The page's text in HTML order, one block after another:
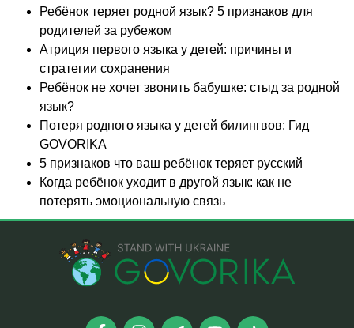
Ребёнок теряет родной язык? 5 признаков для
родителей за рубежом
Атриция первого языка у детей: причины и
стратегии сохранения
Ребёнок не хочет звонить бабушке: стыд за родной
язык?
Потеря родного языка у детей билингвов: Гид
GOVORIKA
5 признаков что ваш ребёнок теряет русский
Когда ребёнок уходит в другой язык: как не
потерять эмоциональную связь